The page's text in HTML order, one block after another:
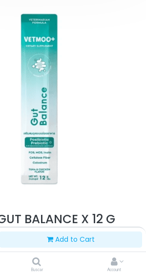
Add to Cart
Buscar Account
BALANCE X 12 G